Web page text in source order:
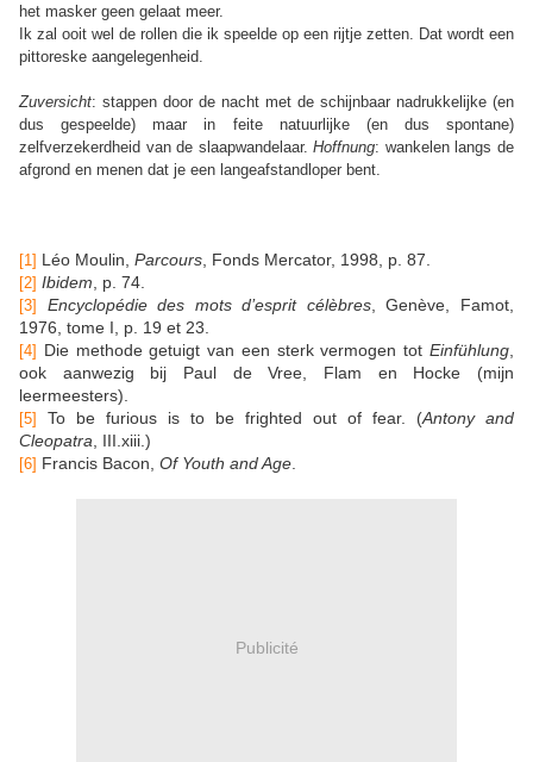
het masker geen gelaat meer.
Ik zal ooit wel de rollen die ik speelde op een rijtje zetten. Dat wordt een
pittoreske aangelegenheid.
Zuversicht: stappen door de nacht met de schijnbaar nadrukkelijke (en
dus gespeelde) maar in feite natuurlijke (en dus spontane)
zelfverzekerdheid van de slaapwandelaar.Hoffnung: wankelen langs de
afgrond en menen dat je een langeafstandloper bent.
[1] Léo Moulin, Parcours, Fonds Mercator, 1998, p. 87.
[2] Ibidem, p. 74.
[3] Encyclopédie des mots d’esprit célèbres, Genève, Famot,
1976, tome I, p. 19 et 23.
[4] Die methode getuigt van een sterk vermogen totEinfühlung,
ook aanwezig bij Paul de Vree, Flam en Hocke (mijn
leermeesters).
[5] To be furious is to be frighted out of fear. (Antony and
Cleopatra, III.xiii.)
[6] Francis Bacon, Of Youth and Age.
Publicité